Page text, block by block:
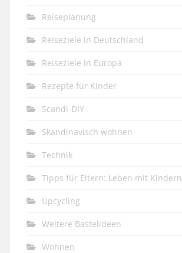
Reiseplanung
Reiseziele in Deutschland
Reiseziele in Europa
Rezepte für Kinder
Scandi-DIY
Skandinavisch wohnen
Technik
Tipps für Eltern: Leben mit Kindern
Upcycling
Weitere Bastelideen
Wohnen